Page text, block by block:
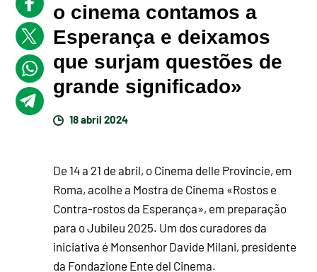
o cinema contamos a
Esperança e deixamos
que surjam questões de
grande significado»
18 abril 2024
De 14 a 21 de abril, o Cinema delle Provincie, em
Roma, acolhe a Mostra de Cinema «Rostos e
Contra-rostos da Esperança», em preparação
para o Jubileu 2025. Um dos curadores da
iniciativa é Monsenhor Davide Milani, presidente
da Fondazione Ente del Cinema.